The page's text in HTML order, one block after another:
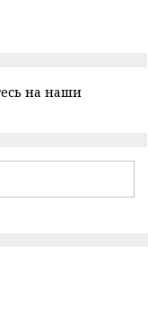
на наши